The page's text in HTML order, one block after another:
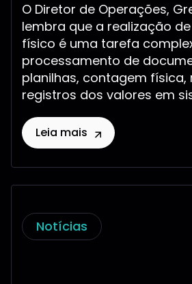
O Diretor de Operações,
lembra que a realização
físico é uma tarefa
processamento de
planilhas, contagem
registros dos valores em
Leia mais
Notícias